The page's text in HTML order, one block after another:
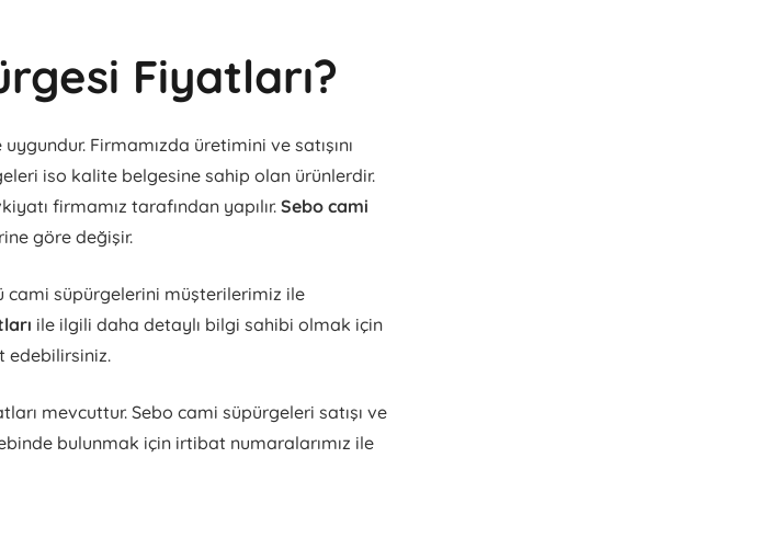
Fiyatları?
Firmamızda üretimini ve satışını
iso kalite belgesine sahip olan ürünlerdir.
firmamız tarafından yapılır.Sebo cami
göre değişir.
cami süpürgelerini müşterilerimiz ile
ile ilgili daha detaylı bilgi sahibi olmak için
edebilirsiniz.
mevcuttur. Sebo cami süpürgeleri satışı ve
bulunmak için irtibat numaralarımız ile